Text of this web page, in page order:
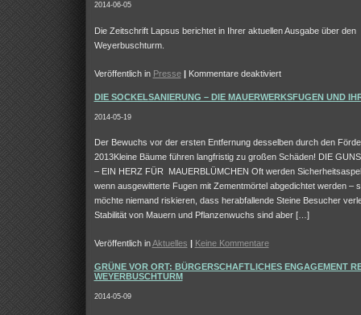
2014-06-05
Die Zeitschrift Lapsus berichtet in Ihrer aktuellen Ausgabe über den
Weyerbuschturm.
Veröffentlich in Presse | Kommentare deaktiviertfür
–
DIE SOCKELSANIERUNG – DIE MAUERWERKSFUGEN UND
2014-05-19
Der Bewuchs vor der ersten Entfernung desselben durch den
2013Kleine Bäume führen langfristig zu großen Schäden! DIE
– EIN HERZ FÜR MAUERBLÜMCHEN Oft werden
wenn ausgewitterte Fugen mit Zementmörtel abgedichtet werden –
möchte niemand riskieren, dass herabfallende Steine Besucher
Stabilität von Mauern und Pflanzenwuchs sind aber […]
Veröffentlich inAktuelles Keine Kommentare
GRÜNE VOR ORT: BÜRGERSCHAFTLICHES ENGAGEMENT
WEYERBUSCHTURM
2014-05-09